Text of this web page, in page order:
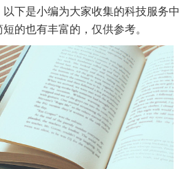
下是小编为大家收集的科技服务中
的也有丰富的，仅供参考。